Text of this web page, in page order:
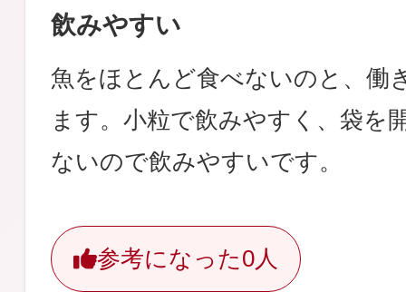
飲みやすい
魚をほとんど食べないのと、働
ます。小粒で飲みやすく、袋を
ないので飲みやすいです。
参考になった0人